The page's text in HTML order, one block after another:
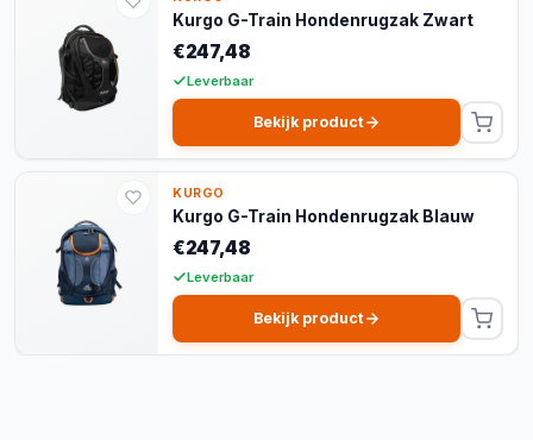
Kurgo G-Train Hondenrugzak Zwart
€247,48
Leverbaar
Bekijk product
KURGO
Kurgo G-Train Hondenrugzak Blauw
€247,48
Leverbaar
Bekijk product